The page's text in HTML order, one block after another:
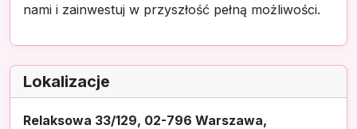
nami i zainwestuj w przyszłość pełną możliwości.
Lokalizacje
Relaksowa 33/129, 02-796 Warszawa,